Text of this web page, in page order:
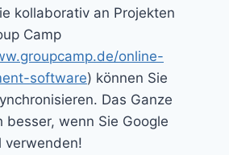
kollaborativ an Projekten
Camp
online-
software) können Sie
Das Ganze
wenn Sie Google
verwenden!